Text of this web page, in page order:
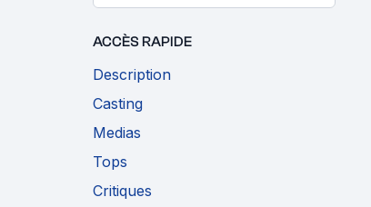
ACCÈS RAPIDE
Description
Casting
Medias
Tops
Critiques